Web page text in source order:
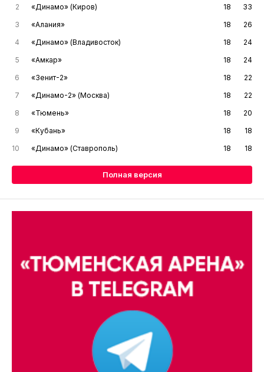
2
«Динамо» (Киров) 18
33
3
«Алания» 18
26
4
«Динамо» (Владивосток) 18
24
5
«Амкар» 18
24
6
«Зенит-2» 18
22
7
«Динамо-2» (Москва) 18
22
8
«Тюмень» 18
20
9
«Кубань» 18
18
10
«Динамо» (Ставрополь) 18 18
Полная версия